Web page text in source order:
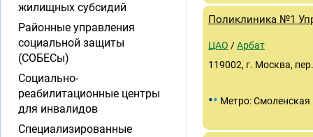
Поликлиника №1
ЦАО /Арбат
119002, г. Москва,
•• Метро: Смоленская
жилищных субсидий
Районные управления
социальной защиты
(СОБЕСы)
Социально-
реабилитационные центры
для инвалидов
Специализированные